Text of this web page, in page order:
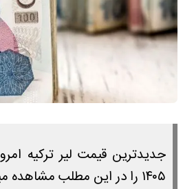
۱۴۰۵ را در این مطلب مشاهده میکنید.